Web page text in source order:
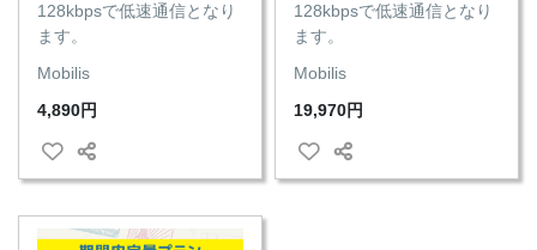
128kbpsで低速通信となり
ます。
Mobilis
4,890円
128kbpsで低速通信となり
ます。
Mobilis
19,970円